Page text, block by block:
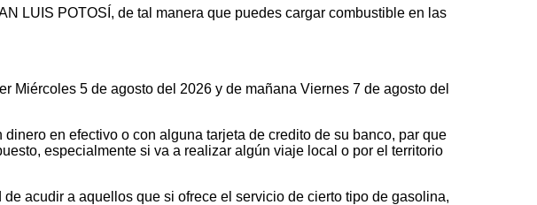
LUIS POTOSÍ, de tal manera que puedes cargar combustible en las
Miércoles 5 de agosto del 2026 y de mañana Viernes 7 de agosto del
en efectivo o con alguna tarjeta de credito de su banco, par que
especialmente si va a realizar algún viaje local o por el territorio
acudir a aquellos que si ofrece el servicio de cierto tipo de gasolina,